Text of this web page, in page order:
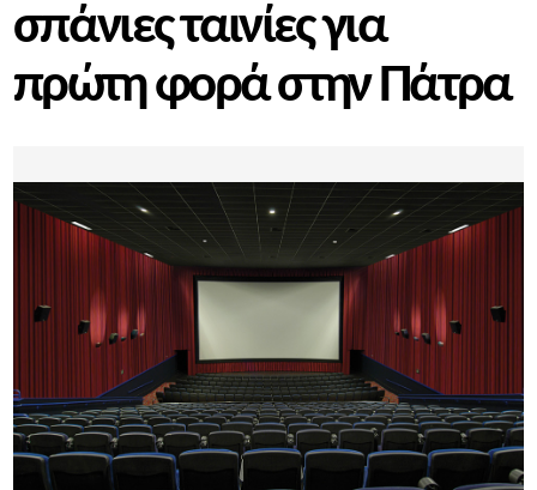
σπάνιες ταινίες για
πρώτη φορά στην Πάτρα